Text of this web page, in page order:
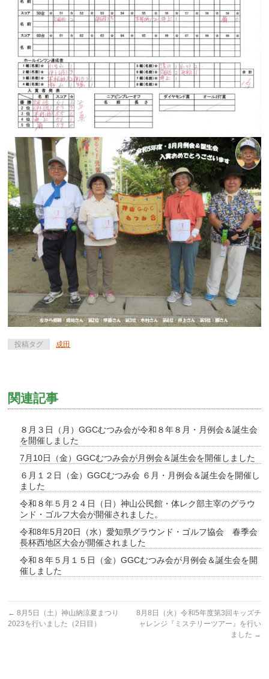
投稿タグ 成田
関連記事
８月３日（月）GGCむつみ会が令和８年８月・月例会＆誕生会
を開催しました
7月10日（金）GGCむつみ会が月例会＆誕生会を開催しました
６月１２日（金）GGCむつみ会 ６月・月例会＆誕生会を開催し
ました
令和８年５月２４日（日）神山公民館・体レク部主宰のグラウ
ンド・ゴルフ大会が開催されました。
令和8年5月20日（水）愛知県グラウンド・ゴルフ協会 春季会
長杯西地区大会が開催されました
令和８年５月１５日（金）GGCむつみ会が月例会＆誕生会を開
催しました
← 8月5日（土）神山納涼夏まつり
2023を行いました（2日目）
8月8日（火）令和5年度第3回キッズチ
ャレンジ『ミステリーツアー』を行い
ました →